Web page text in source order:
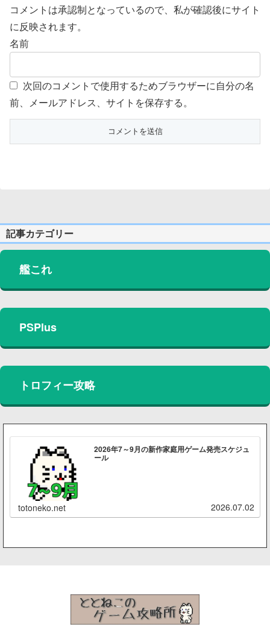
コメントは承認制となっているので、私が確認後にサイト
に反映されます。
名前
次回のコメントで使用するためブラウザーに自分の名
前、メールアドレス、サイトを保存する。
記事カテゴリー
艦これ
PSPlus
トロフィー攻略
2026年7～9月の新作家庭用ゲーム発売スケジュ
ール
totoneko.net 2026.07.02